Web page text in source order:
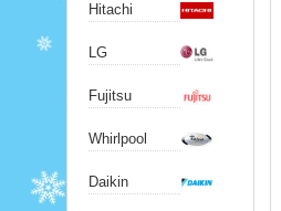
Hitachi
LG
Fujitsu
Whirlpool
Daikin